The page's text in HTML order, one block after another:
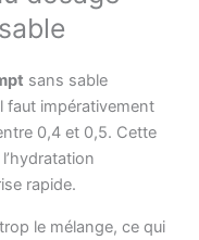
sans sable
faut impérativement
0,4 et 0,5. Cette
rapide.
le mélange, ce qui